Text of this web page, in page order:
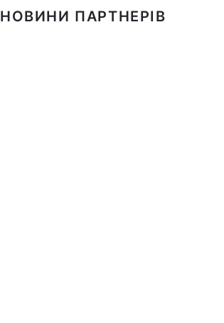
НОВИНИ ПАРТНЕРІВ